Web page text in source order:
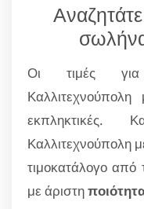
Οι τιμές για
εκπληκτικές.
Καλλιτεχνούπολη
τιμοκατάλογο
με άριστη